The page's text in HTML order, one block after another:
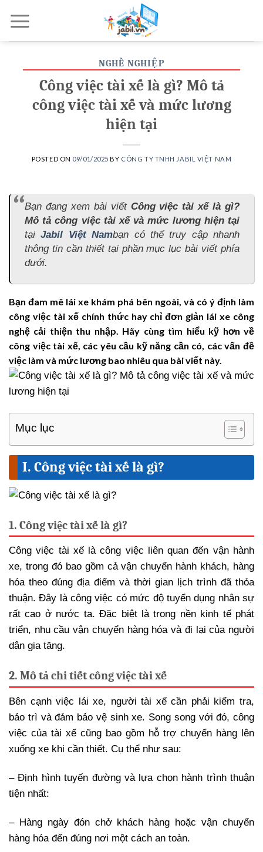
NGHỀ NGHIỆP
Công việc tài xế là gì? Mô tả
công việc tài xế và mức lương
hiện tại
POSTED ON 09/01/2025 BY CÔNG TY TNHH JABIL VIỆT NAM
Bạn đang xem bài viết Công việc tài xế là gì?
Mô tả công việc tài xế và mức lương hiện tại
tạiJabil Việt Nambạn có thể truy cập nhanh
thông tin cần thiết tại phần mục lục bài viết phía
dưới.
Bạn đam mê lái xe khám phá bên ngoài, và có ý định làm
công việc tài xế chính thức hay chỉ đơn giản lái xe công
nghệ cải thiện thu nhập. Hãy cùng tìm hiểu kỹ hơn về
công việc tài xế, các yêu cầu kỹ năng cần có, các vấn đề
việc làm và mức lương bao nhiêu qua bài viết này.
Mục lục
I. Công việc tài xế là gì?
1. Công việc tài xế là gì?
Công việc tài xế là công việc liên quan đến vận hành
xe, trong đó bao gồm cả vận chuyển hành khách, hàng
hóa theo đúng địa điểm và thời gian lịch trình đã thỏa
thuận. Đây là công việc có mức độ tuyển dụng nhân sự
rất cao ở nước ta. Đặc biệt là trong nền kinh tế phát
triển, nhu cầu vận chuyển hàng hóa và đi lại của người
dân gia tăng.
2. Mô tả chi tiết công việc tài xế
Bên cạnh việc lái xe, người tài xế cần phải kiểm tra,
bảo trì và đảm bảo vệ sinh xe. Song song với đó, công
việc của tài xế cũng bao gồm hỗ trợ chuyển hàng lên
xuống xe khi cần thiết. Cụ thể như sau:
– Định hình tuyến đường và lựa chọn hành trình thuận
tiện nhất:
– Hàng ngày đón chở khách hàng hoặc vận chuyển
hàng hóa đến đúng nơi một cách an toàn.